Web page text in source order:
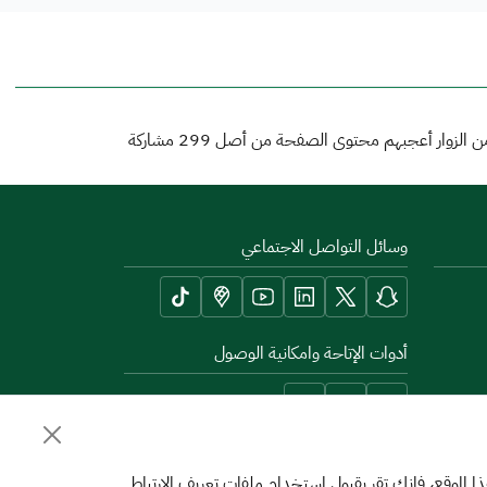
الزوار أعجبهم محتوى الصفحة من أصل 299 مشاركة
وسائل التواصل الاجتماعي
أدوات الإتاحة وامكانية الوصول